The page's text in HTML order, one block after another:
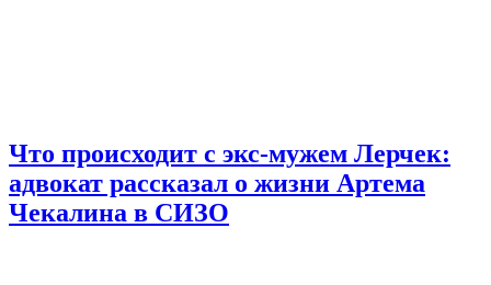
Что происходит с экс-мужем Лерчек:
адвокат рассказал о жизни Артема
Чекалина в СИЗО